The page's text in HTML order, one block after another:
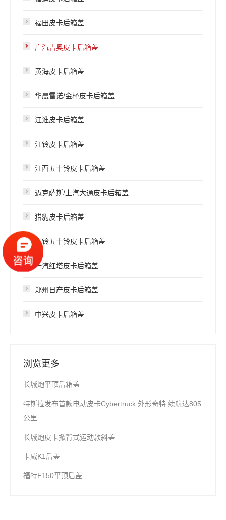
福田皮卡后箱盖
广汽吉奥皮卡后箱盖
黄海皮卡后箱盖
华晨雷诺/金杯皮卡后箱盖
江淮皮卡后箱盖
江铃皮卡后箱盖
江西五十铃皮卡后箱盖
迈克萨斯/上汽大通皮卡后箱盖
猎豹皮卡后箱盖
庆铃五十铃皮卡后箱盖
一汽红塔皮卡后箱盖
郑州日产皮卡后箱盖
中兴皮卡后箱盖
浏览更多
长城炮平顶后箱盖
特斯拉发布首款电动皮卡Cybertruck 外形奇特 续航达805
公里
长城炮皮卡掀背式运动款斜盖
卡威K1后盖
福特F150平顶后盖